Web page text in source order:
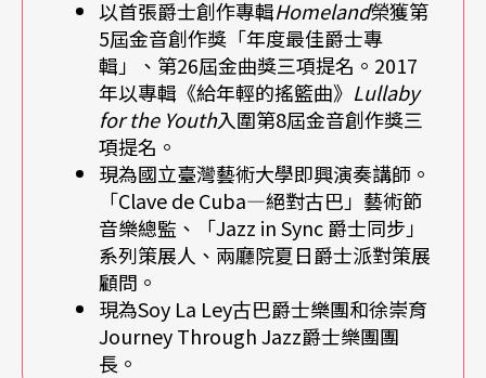
路在管樂團長大，如果你去聊天，會發現管樂人有
一種執著，他們會喜歡跟聚在一起演奏，共同完成
這個音樂。
在Big band裡面也有一樣的概念，我認為Big band
是一個可以帶人更快進入爵士樂的方式，它不只是
爵士樂歷史中很重要的一部分，在演出中，即便個
人風格強烈，當跟大家一起合作時還是要互相聆
聽。所以大樂團對我來說是最好的爵士樂訓練的方
式，也是比較容易做推廣的形式。
以首張爵士創作專輯Homeland榮獲第
5屆金音創作獎「年度最佳爵士專
輯」、第26屆金曲獎三項提名。2017
年以專輯《給年輕的搖籃曲》 Lullaby
for the Youth入圍第8屆金音創作獎三
項提名。
現為國立臺灣藝術大學即興演奏講師。
「Clave de Cuba—絕對古巴」藝術節
音樂總監、「Jazz in Sync 爵士同步」
系列策展人、兩廳院夏日爵士派對策展
顧問。
現為Soy La Ley古巴爵士樂團和徐崇育
Journey Through Jazz爵士樂團團
長。